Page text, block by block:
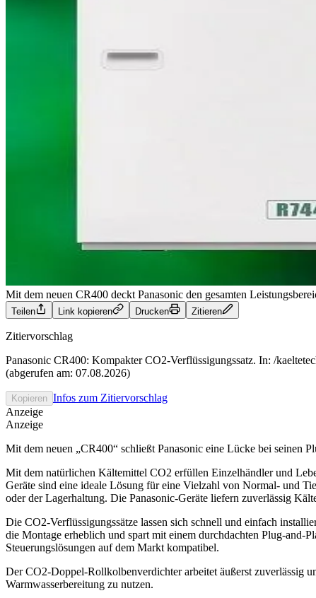
Mit dem neuen CR400 deckt Panasonic den gesamten
Teilen Link kopieren Drucken Zitieren
Zitiervorschlag
Panasonic CR400: Kompakter CO2-Verflüssigungssatz. In: /
(abgerufen am: 07.08.2026)
Kopieren Infos zum Zitiervorschlag
Anzeige
Anzeige
Mit dem neuen „CR400“ schließt Panasonic eine Lücke bei seinen
Mit dem natürlichen Kältemittel CO2 erfüllen Einzelhändler und
Geräte sind eine ideale Lösung für eine Vielzahl von Normal- und
oder der Lagerhaltung. Die Panasonic-Geräte liefern zuverlässig
Die CO2-Verflüssigungssätze lassen sich schnell und einfach
die Montage erheblich und spart mit einem durchdachten Plug-
Steuerungslösungen auf dem Markt kompatibel.
Der CO2-Doppel-Rollkolbenverdichter arbeitet äußerst zuverlässig
Warmwasserbereitung zu nutzen.